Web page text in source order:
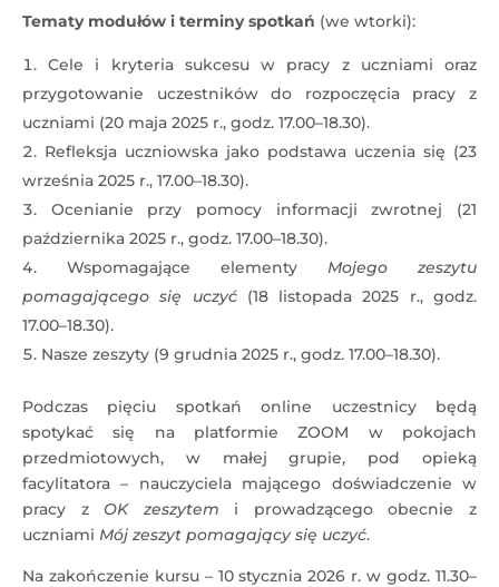
Tematy modułów i terminy spotkań (we wtorki):
Cele i kryteria sukcesu w pracy z uczniami oraz
przygotowanie uczestników do rozpoczęcia pracy z
uczniami (20 maja 2025 r., godz. 17.00–18.30).
Refleksja uczniowska jako podstawa uczenia się (23
września 2025 r., 17.00–18.30).
Ocenianie przy pomocy informacji zwrotnej (21
października 2025 r., godz. 17.00–18.30).
Wspomagające elementy Mojego zeszytu
pomagającego się uczyć (18 listopada 2025 r., godz.
17.00–18.30).
Nasze zeszyty (9 grudnia 2025 r., godz. 17.00–18.30).
Podczas pięciu spotkań online uczestnicy będą
spotykać się na platformie ZOOM w pokojach
przedmiotowych, w małej grupie, pod opieką
facylitatora – nauczyciela mającego doświadczenie w
pracy z OK zeszytem i prowadzącego obecnie z
uczniami Mój zeszyt pomagający się uczyć.
Na zakończenie kursu – 10 stycznia 2026 r. w godz. 11.30–